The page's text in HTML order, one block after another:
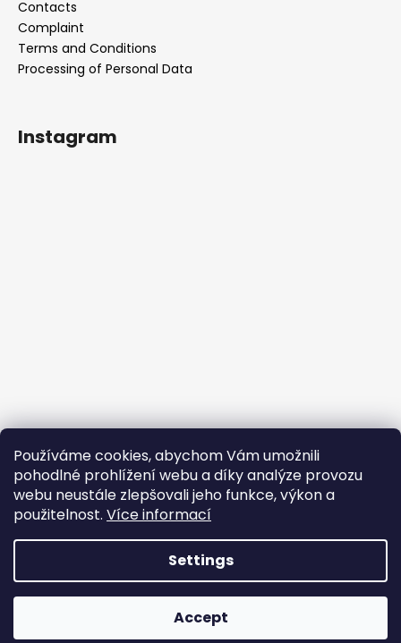
Používáme cookies, abychom Vám umožnili
pohodlné prohlížení webu a díky analýze provozu
webu neustále zlepšovali jeho funkce, výkon a
použitelnost. Více informací
Settings
Accept
Contacts
Complaint
Terms and Conditions
Processing of Personal Data
Instagram
Follow on Instagram
Facebook
JEM PPF. All rights reserved.